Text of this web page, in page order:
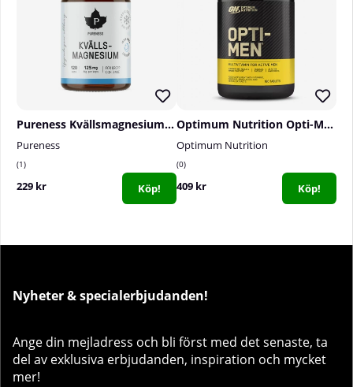
Pureness Kvällsmagnesium, 120 caps
Pureness
1
229 kr Köp!
Optimum Nutrition Opti-Men, 180 tabs
Optimum Nutrition
0
409 kr Köp!
Nyheter & specialerbjudanden!
Ange din mejladress och bli först med det senaste, ta
del av exklusiva erbjudanden, inspiration och mycket
mer!